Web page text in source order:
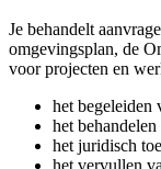
Je behandelt
omgevingsplan, de
voor projecten en
het begeleiden
het
het juridisch
het vervullen